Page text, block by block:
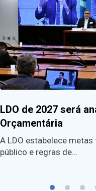
LDO de 2027 será
Orçamentária
A LDO estabelece
público e regras de…